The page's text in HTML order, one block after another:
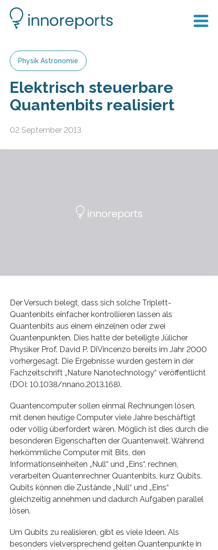
Physik Astronomie
Elektrisch steuerbare
Quantenbits realisiert
02 September 2013
Der Versuch belegt, dass sich solche Triplett-
Quantenbits einfacher kontrollieren lassen als
Quantenbits aus einem einzelnen oder zwei
Quantenpunkten. Dies hatte der beteiligte Jülicher
Physiker Prof. David P. DiVincenzo bereits im Jahr 2000
vorhergesagt. Die Ergebnisse wurden gestern in der
Fachzeitschrift „Nature Nanotechnology“ veröffentlicht
(DOI: 10.1038/nnano.2013.168).
Quantencomputer sollen einmal Rechnungen lösen,
mit denen heutige Computer viele Jahre beschäftigt
oder völlig überfordert wären. Möglich ist dies durch die
besonderen Eigenschaften der Quantenwelt. Während
herkömmliche Computer mit Bits, den
Informationseinheiten „Null“ und „Eins“, rechnen,
verarbeiten Quantenrechner Quantenbits, kurz Qubits.
Qubits können die Zustände „Null“ und „Eins“
gleichzeitig annehmen und dadurch Aufgaben parallel
lösen.
Um Qubits zu realisieren, gibt es viele Ideen. Als
besonders vielversprechend gelten Quantenpunkte in